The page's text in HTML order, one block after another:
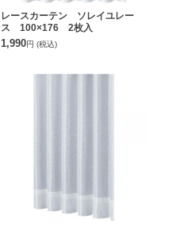
レースカーテン ソレイユレー
ス 100×176 2枚入
1,990円 (税込)